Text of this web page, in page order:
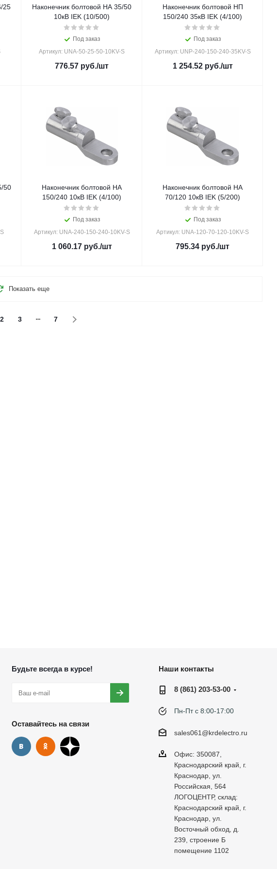
25
Наконечник болтовой НА 35/50
10кВ IEK (10/500)
Под заказ
Артикул: UNA-50-25-50-10KV-S
776.57 руб./шт
Наконечник болтовой НП
150/240 35кВ IEK (4/100)
Под заказ
Артикул: UNP-240-150-240-35KV-S
1 254.52руб./шт
50
Наконечник болтовой НА
150/240 10кВ IEK (4/100)
Под заказ
Артикул: UNA-240-150-240-10KV-S
1 060.17руб./шт
Наконечник болтовой НА
70/120 10кВ IEK (5/200)
Под заказ
Артикул: UNA-120-70-120-10KV-S
795.34 руб./шт
Показать еще
2 3 7
Будьте всегда в курсе!
Оставайтесь на связи
Наши контакты
8 (861) 203-53-00
Пн-Пт с 8:00-17:00
sales061@krdelectro.ru
Офис: 350087,
Краснодарский край, г.
Краснодар, ул.
Российская, 564
ЛОГОЦЕНТР, склад:
Краснодарский край, г.
Краснодар, ул.
Восточный обход, д.
239, строение Б
помещение 1102